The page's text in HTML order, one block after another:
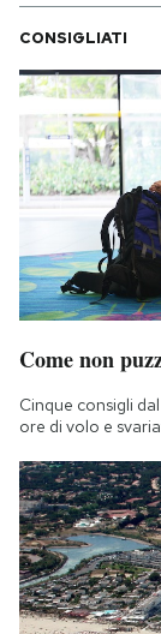
CONSIGLIATI
Come non
Cinque consigli
ore di volo e